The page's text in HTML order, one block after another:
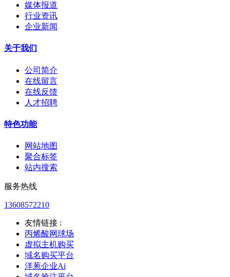
媒体报道
行业资讯
企业新闻
关于我们
公司简介
在线留言
在线反馈
人才招聘
特色功能
网站地图
聚合标签
站内搜索
服务热线
13608572210
友情链接 :
丙烯酸网球场
虚拟主机购买
域名购买平台
洋葱企业Ai